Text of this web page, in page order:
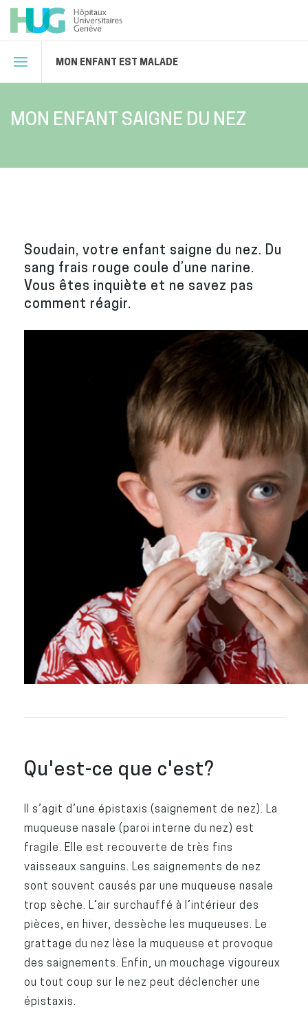
MON ENFANT EST MALADE
MON ENFANT SAIGNE DU NEZ
Soudain, votre enfant saigne du nez. Du
sang frais rouge coule d’une narine.
Vous êtes inquiète et ne savez pas
comment réagir.
Qu'est-ce que c'est?
Il s’agit d’une épistaxis (saignement de nez). La
muqueuse nasale (paroi interne du nez) est
fragile. Elle est recouverte de très fins
vaisseaux sanguins. Les saignements de nez
sont souvent causés par une muqueuse nasale
trop sèche. L’air surchauffé à l’intérieur des
pièces, en hiver, dessèche les muqueuses. Le
grattage du nez lèse la muqueuse et provoque
des saignements. Enfin, un mouchage vigoureux
ou tout coup sur le nez peut déclencher une
épistaxis.